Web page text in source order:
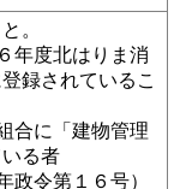
。
年度北はりま消
録されているこ
合に「建物管理
る者
政令第１６号）